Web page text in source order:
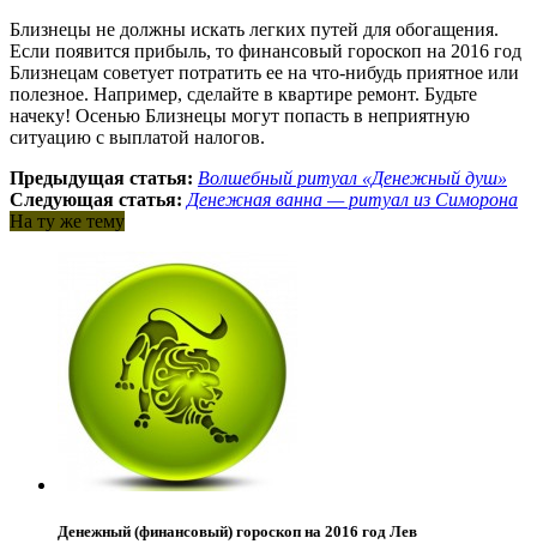
Близнецы не должны искать легких путей для обогащения.
Если появится прибыль, то финансовый гороскоп на 2016 год
Близнецам советует потратить ее на что-нибудь приятное или
полезное. Например, сделайте в квартире ремонт. Будьте
начеку! Осенью Близнецы могут попасть в неприятную
ситуацию с выплатой налогов.
Предыдущая статья: Волшебный ритуал «Денежный душ»
Следующая статья: Денежная ванна — ритуал из Симорона
На ту же тему
Денежный (финансовый) гороскоп на 2016 год Лев